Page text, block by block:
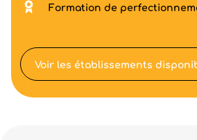
Formation de
Voir les établissements